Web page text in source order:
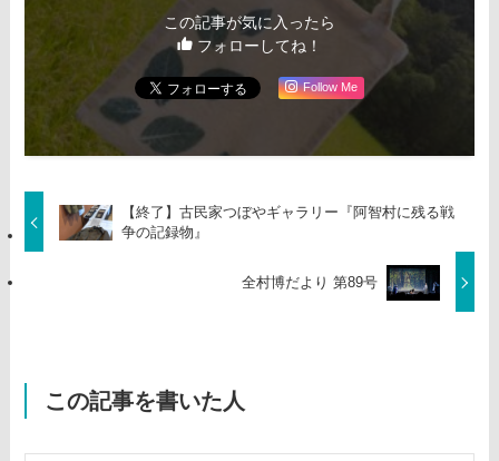
この記事が気に入ったら
フォローしてね！
Follow Me
【終了】古民家つぼやギャラリー『阿智村に残る戦
争の記録物』
全村博だより 第89号
この記事を書いた人